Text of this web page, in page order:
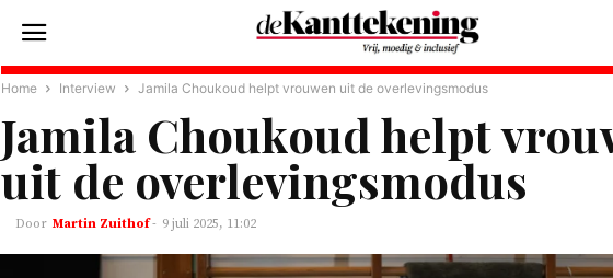
Home Interview Jamila Choukoud helpt vrouwen uit de overlevingsmodus
Jamila Choukoud helpt
uit de overlevingsmodus
Martin Zuithof - 9 juli 2025, 11:02